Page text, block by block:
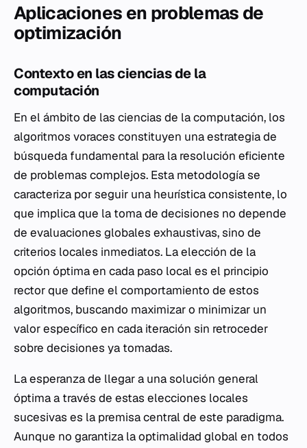
Aplicaciones en problemas de
optimización
Contexto en las ciencias de la
computación
En el ámbito de las ciencias de la computación, los
algoritmos voraces constituyen una estrategia de
búsqueda fundamental para la resolución eficiente
de problemas complejos. Esta metodología se
caracteriza por seguir una heurística consistente, lo
que implica que la toma de decisiones no depende
de evaluaciones globales exhaustivas, sino de
criterios locales inmediatos. La elección de la
opción óptima en cada paso local es el principio
rector que define el comportamiento de estos
algoritmos, buscando maximizar o minimizar un
valor específico en cada iteración sin retroceder
sobre decisiones ya tomadas.
La esperanza de llegar a una solución general
óptima a través de estas elecciones locales
sucesivas es la premisa central de este paradigma.
Aunque no garantiza la optimalidad global en todos